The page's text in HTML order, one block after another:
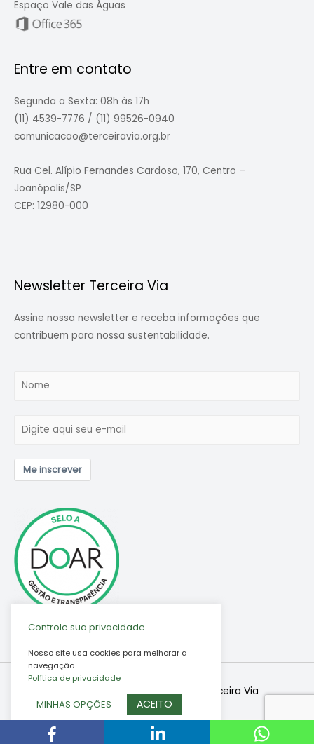
Espaço Vale das Águas
Entre em contato
Segunda a Sexta: 08h às 17h
(11) 4539-7776 / (11) 99526-0940
comunicacao@terceiravia.org.br
Rua Cel. Alípio Fernandes Cardoso, 170, Centro –
Joanópolis/SP
CEP: 12980-000
Newsletter Terceira Via
Assine nossa newsletter e receba informações que
contribuem para nossa sustentabilidade.
Me inscrever
Copyright © 2026Associação Terceira Via
Controle sua privacidade
Nosso site usa cookies para melhorar a
navegação.
Política de privacidade
MINHAS OPÇÕES ACEITO